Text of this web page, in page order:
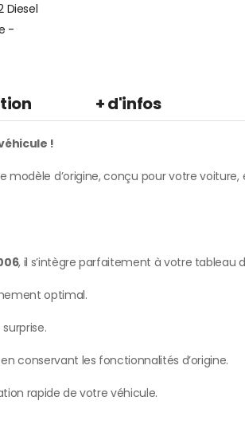
+ d'infos
!
modèle d’origine, conçu pour votre
, il s’intègre parfaitement à votre tableau
optimal.
conservant les fonctionnalités d’origine.
rapide de votre véhicule.